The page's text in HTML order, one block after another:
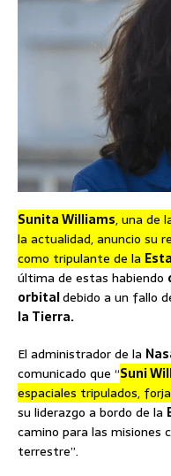
Sunita Williams, una de
la actualidad, anuncio su
como tripulante de la
última de estas habiendo
orbitaldebido a un fallo
la Tierra.
El administrador de la
comunicado que “Suni
espaciales tripulados,
su liderazgo a bordo de la
camino para las misiones
terrestre”.